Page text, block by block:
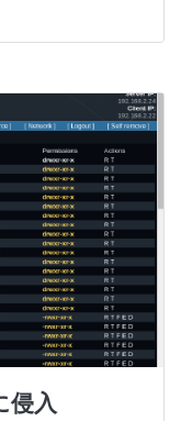
侵入